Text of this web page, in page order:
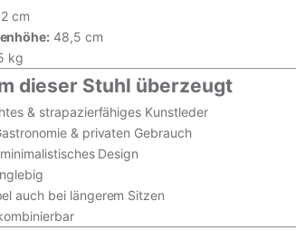
cm
48,5 cm
kg
dieser Stuhl überzeugt
& strapazierfähiges Kunstleder
& privaten Gebrauch
Design
auch bei längerem Sitzen
Produktseite ansehen